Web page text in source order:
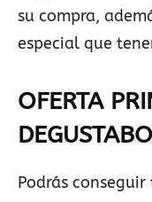
su compra,
especial que
OFERTA
Podrás